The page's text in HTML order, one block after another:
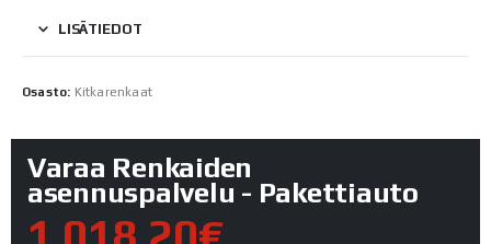
LISÄTIEDOT
Osasto: Kitkarenkaat
Varaa Renkaiden
asennuspalvelu - Pakettiauto